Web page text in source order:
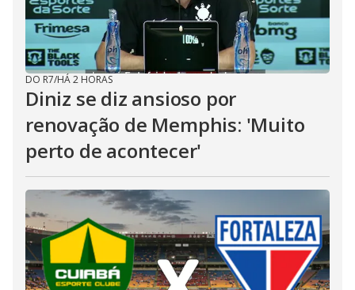
DO R7/HÁ 2 HORAS
Diniz se diz ansioso por
renovação de Memphis: 'Muito
perto de acontecer'